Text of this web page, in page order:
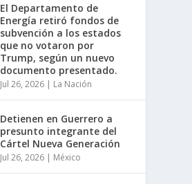
El Departamento de
Energía retiró fondos de
subvención a los estados
que no votaron por
Trump, según un nuevo
documento presentado.
Jul 26, 2026 | La Nación
Detienen en Guerrero a
presunto integrante del
Cártel Nueva Generación
Jul 26, 2026 | México